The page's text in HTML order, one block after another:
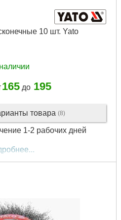
10 шт. Yato
165до 195
товара (8)
1-2 рабочих дней